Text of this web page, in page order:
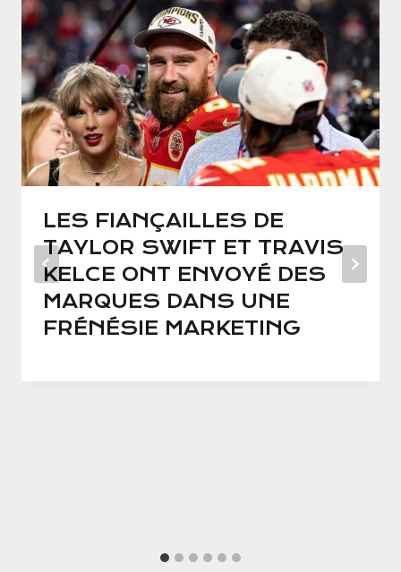
LES FIANÇAILLES DE
TAYLOR SWIFT ET TRAVIS
KELCE ONT ENVOYÉ DES
MARQUES DANS UNE
FRÉNÉSIE MARKETING